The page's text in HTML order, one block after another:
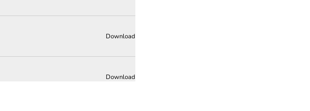
Download
Download